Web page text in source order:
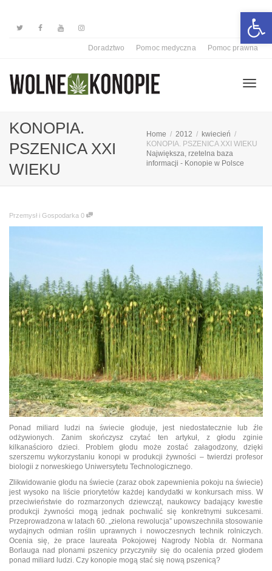
Doradztwo Pomoc medyczna Pomoc prawna
KONOPIA.
PSZENICA XXI
WIEKU
Home 2012
kwiecień
KONOPIA. PSZENICA XXI WIEKU
Największa, rzetelna baza
informacji - Konopie w Polsce
Przemysł i Gospodarka 0
Ponad miliard ludzi na świecie głoduje, jest niedostatecznie lub źle
odżywionych. Zanim skończysz czytać ten artykuł, z głodu zginie
kilkanaścioro dzieci. Problem głodu może zostać załagodzony, dzięki
szerszemu wykorzystaniu konopi w produkcji żywności – twierdzi profesor
biologii z norweskiego Uniwersytetu Technologicznego.
Zlikwidowanie głodu na świecie (zaraz obok zapewnienia pokoju na świecie)
jest wysoko na liście priorytetów każdej kandydatki w konkursach miss. W
przeciwieństwie do rozmarzonych dziewcząt, naukowcy badający kwestie
produkcji żywności mogą jednak pochwalić się konkretnymi sukcesami.
Przeprowadzona w latach 60. „zielona rewolucja” upowszechniła stosowanie
wydajnych odmian roślin uprawnych i nowoczesnych technik rolniczych.
Ocenia się, że prace laureata Pokojowej Nagrody Nobla dr. Normana
Borlauga nad plonami pszenicy przyczyniły się do ocalenia przed głodem
ponad miliard ludzi. Czy konopie mogą stać się nową pszenicą?